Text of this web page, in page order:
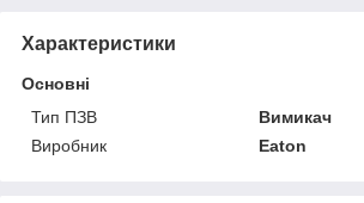
Характеристики
Основні
Тип ПЗВ
Вимикач
Виробник
Eaton